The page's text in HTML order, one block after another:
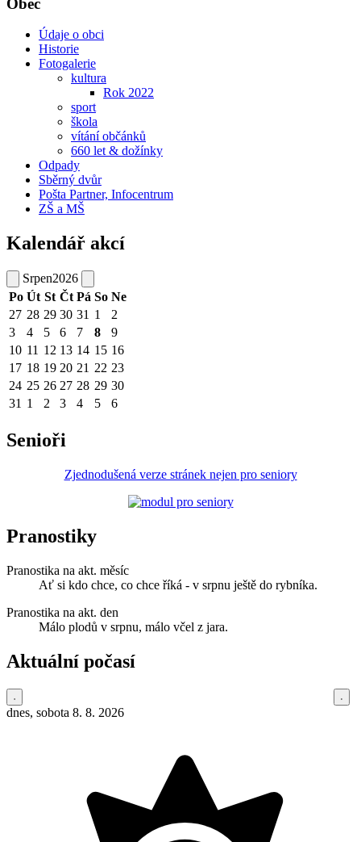
Údaje o obci
Historie
Fotogalerie
kultura
Rok 2022
sport
škola
vítání občánků
660 let & dožínky
Odpady
Sběrný dvůr
Pošta Partner, Infocentrum
ZŠ a MŠ
Kalendář akcí
Srpen2026
Po Út St Čt Pá So Ne
27 28 29 30 31 1
2
3
4 5 6 7 8
9
10 11 12 13 14 15 16
17 18 19 20 21 22 23
24 25 26 27 28 29 30
31 1 2 3 4 5 6
Senioři
Zjednodušená verze stránek nejen pro seniory
Pranostiky
Pranostika na akt. měsíc
Ať si kdo chce, co chce říká - v srpnu ještě do rybníka.
Pranostika na akt. den
Málo plodů v srpnu, málo včel z jara.
Aktuální počasí
dnes, sobota 8. 8. 2026